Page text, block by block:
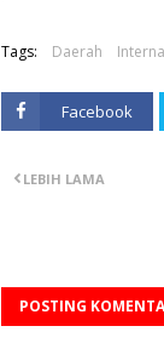
Tags: Daerah
Facebook
LEBIH LAMA
POSTING